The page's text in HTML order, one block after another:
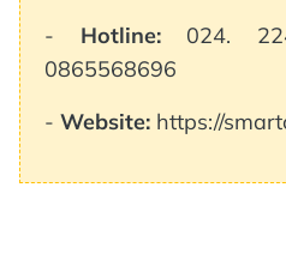
- Hotline:024.
0865568696
- Website: https://